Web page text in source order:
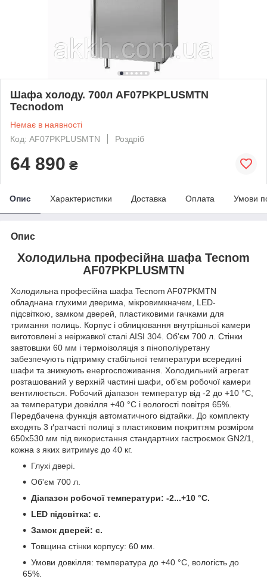
Шафа холоду. 700л AF07PKPLUSMTN
Tecnodom
Немає в наявності
Код: AF07PKPLUSMTN
Роздріб
64 890 ₴
Опис Характеристики Доставка Оплата Умови
Опис
Холодильна професійна шафа Tecnom
AF07PKPLUSMTN
Холодильна професійна шафа Tecnom AF07PKMTN
обладнана глухими дверима, мікровимкначем, LED-
підсвіткою, замком дверей, пластиковими гачками для
тримання полиць. Корпус і облицювання внутрішньої камери
виготовлені з неіржавкої сталі AISI 304. Об'єм 700 л. Стінки
завтовшки 60 мм і термоізоляція з пінополіуретану
забезпечують підтримку стабільної температури всередині
шафи та знижують енергоспоживання. Холодильний агрегат
розташований у верхній частині шафи, об'єм робочої камери
вентилюється. Робочий діапазон температур від -2 до +10 °C,
за температури довкілля +40 °C і вологості повітря 65%.
Передбачена функція автоматичного відтайки. До комплекту
входять 3 ґратчасті полиці з пластиковим покриттям розміром
650х530 мм під використання стандартних гастроємок GN2/1,
кожна з яких витримує до 40 кг.
Глухі двері.
Об'єм 700 л.
Діапазон робочої температури: -2...+10 °C.
LED підсвітка: є.
Замок дверей: є.
Товщина стінки корпусу: 60 мм.
Умови довкілля: температура до +40 °C, вологість до
65%.